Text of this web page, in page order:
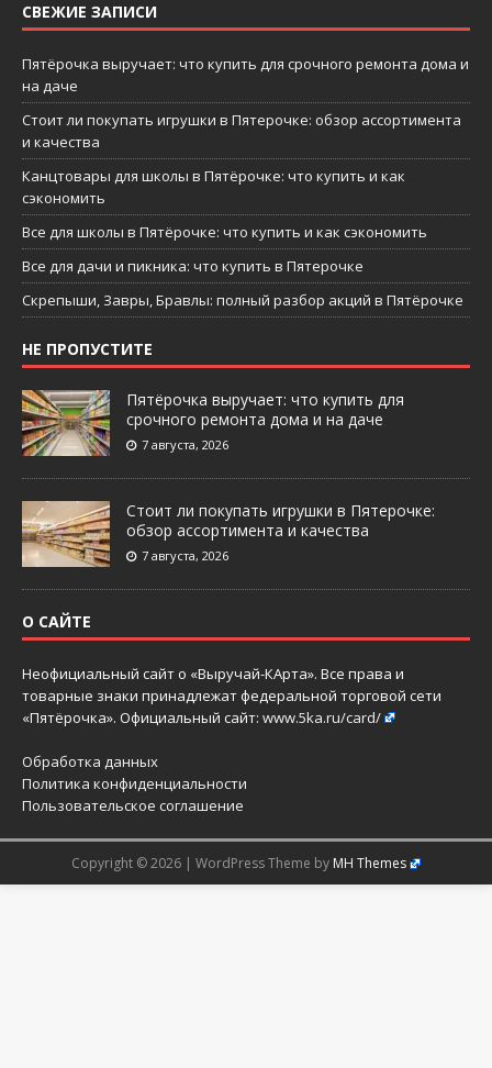
СВЕЖИЕ ЗАПИСИ
Пятёрочка выручает: что купить для срочного ремонта дома и
на даче
Стоит ли покупать игрушки в Пятерочке: обзор ассортимента
и качества
Канцтовары для школы в Пятёрочке: что купить и как
сэкономить
Все для школы в Пятёрочке: что купить и как сэкономить
Все для дачи и пикника: что купить в Пятерочке
Скрепыши, Завры, Бравлы: полный разбор акций в Пятёрочке
НЕ ПРОПУСТИТЕ
Пятёрочка выручает: что купить для
срочного ремонта дома и на даче
7 августа, 2026
Стоит ли покупать игрушки в Пятерочке:
обзор ассортимента и качества
7 августа, 2026
О САЙТЕ
Неофициальный сайт о «Выручай-КАрта». Все права и
товарные знаки принадлежат федеральной торговой сети
«Пятёрочка». Официальный сайт: www.5ka.ru/card/
Обработка данных
Политика конфиденциальности
Пользовательское соглашение
Copyright © 2026 | WordPress Theme by MH Themes